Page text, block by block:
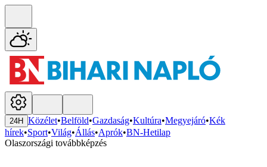
24H Közélet•Belföld•Gazdaság•Kultúra•Megyejáró•Kék
hírek•Sport•Világ•Állás•Aprók•BN-Hetilap
Olaszországi továbbképzés